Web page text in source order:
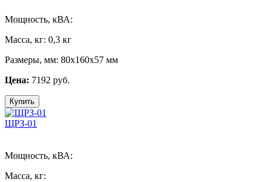
Мощность, кВА:
Масса, кг: 0,3 кг
Размеры, мм: 80х160х57 мм
Цена: 7192 руб.
Купить
ЩРЗ-01
Мощность, кВА:
Масса, кг: